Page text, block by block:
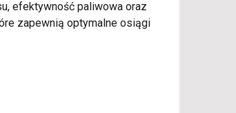
efektywność paliwowa oraz
zapewnią optymalne osiągi